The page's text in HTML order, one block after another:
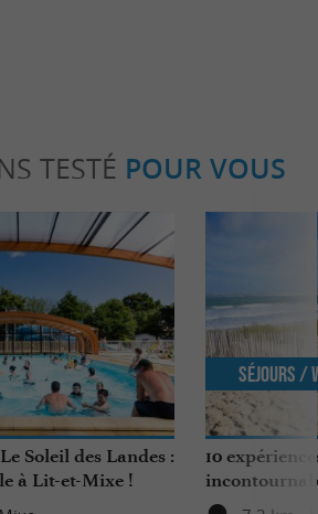
TESTÉ POUR VOUS
Soleil des Landes :
à Lit-et-Mixe !
10
Nature
Séjours /